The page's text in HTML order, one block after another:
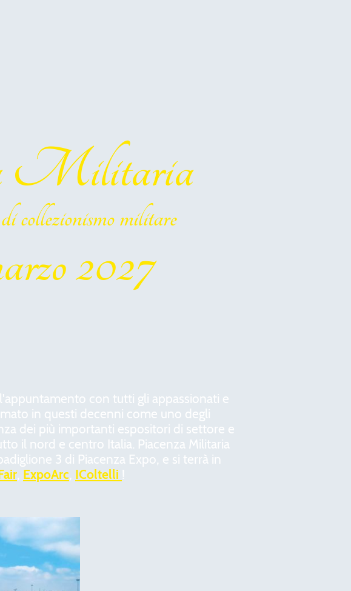
Militaria
militare
2027
con tutti gli appassionati e
in questi decenni come uno degli
dei più importanti espositori di settore e
il nord e centro Italia. Piacenza Militaria
3 di Piacenza Expo, e si terrà in
, ExpoArc, IColtelli !